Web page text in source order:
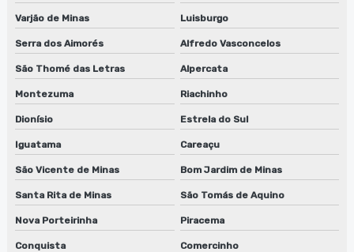
Varjão de Minas Luisburgo
Serra dos Aimorés Alfredo Vasconcelos
São Thomé das Letras Alpercata
Montezuma Riachinho
Dionísio Estrela do Sul
Iguatama Careaçu
São Vicente de Minas Bom Jardim de Minas
Santa Rita de Minas São Tomás de Aquino
Nova Porteirinha Piracema
Conquista Comercinho